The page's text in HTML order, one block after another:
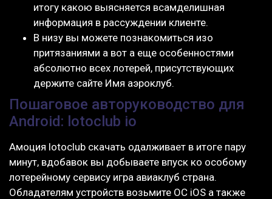
итогу какою выясняется всамделишная
информация в рассуждении клиенте.
В низу вы можете познакомиться изо
притязаниями а вот а еще особенностями
абсолютно всех лотерей, присутствующих
держите сайте Имя аэроклуб.
Пошаговое авторуководство для
Android: lotoclub io
Амоция lotoclub скачать одалживает в итоге пару
минут, вдобавок вы добываете впуск ко особому
лотерейному сервису игра авиаклуб страна.
Обладателям устройств возьмите ОС iOS а также